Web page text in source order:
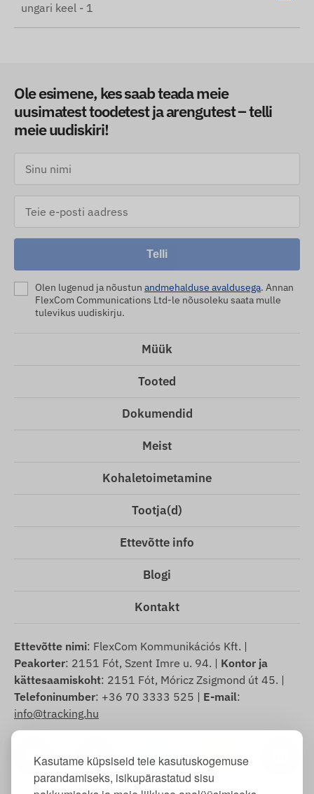
Kasutame küpsiseid teie kasutuskogemuse
parandamiseks, isikupärastatud sisu
ungari keel - 1
Ole esimene, kes saab teada meie
uusimatest toodetest ja arengutest – telli
meie uudiskiri!
Telli
Olen lugenud ja nõustun andmehalduse avaldusega. Annan
FlexCom Communications Ltd-le nõusoleku saata mulle
tulevikus uudiskirju.
Müük
Tooted
Dokumendid
Meist
Kohaletoimetamine
Tootja(d)
Ettevõtte info
Blogi
Kontakt
Ettevõtte nimi: FlexCom Kommunikációs Kft. |
Peakorter: 2151 Fót, Szent Imre u. 94. | Kontor ja
kättesaamiskoht: 2151 Fót, Móricz Zsigmond út 45. |
Telefoninumber: +36 70 3333 525 | E-mail:
info@tracking.hu